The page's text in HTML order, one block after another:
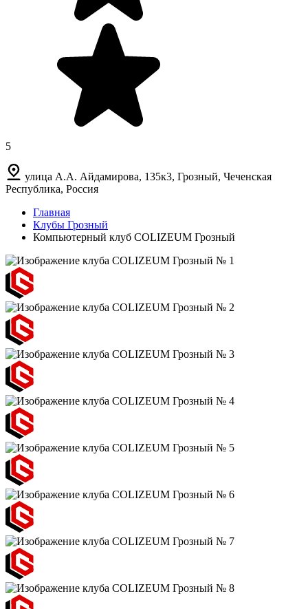
5
улица А.А. Айдамирова, 135к3, Грозный, Чеченская
Республика, Россия
Главная
Клубы Грозный
Компьютерный клуб COLIZEUM Грозный